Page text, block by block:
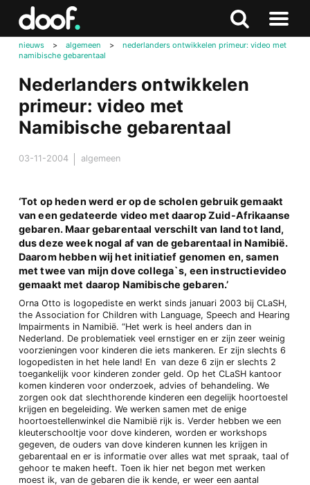
Zoeken
Naar
menu
nieuws > algemeen >
nederlanders ontwikkelen primeur: video met
namibische gebarentaal
Nederlanders ontwikkelen
primeur: video met
Namibische gebarentaal
03-11-2004 algemeen
‘Tot op heden werd er op de scholen gebruik gemaakt
van een gedateerde video met daarop Zuid-Afrikaanse
gebaren. Maar gebarentaal verschilt van land tot land,
dus deze week nogal af van de gebarentaal in Namibië.
Daarom hebben wij het initiatief genomen en, samen
met twee van mijn dove collega`s, een instructievideo
gemaakt met daarop Namibische gebaren.’
Orna Otto is logopediste en werkt sinds januari 2003 bij CLaSH,
the Association for Children with Language, Speech and Hearing
Impairments in Namibië. “Het werk is heel anders dan in
Nederland. De problematiek veel ernstiger en er zijn zeer weinig
voorzieningen voor kinderen die iets mankeren. Er zijn slechts 6
logopedisten in het hele land! En van deze 6 zijn er slechts 2
toegankelijk voor kinderen zonder geld. Op het CLaSH kantoor
komen kinderen voor onderzoek, advies of behandeling. We
zorgen ook dat slechthorende kinderen een degelijk hoortoestel
krijgen en begeleiding. We werken samen met de enige
hoortoestellenwinkel die Namibië rijk is. Verder hebben we een
kleuterschooltje voor dove kinderen, worden er workshops
gegeven, de ouders van dove kinderen kunnen les krijgen in
gebarentaal en er is informatie over alles wat met spraak, taal of
gehoor te maken heeft. Toen ik hier net begon met werken
moest ik, van de gebaren die ik kende, er weer een aantal
Doof.nl
Zoeken
naar